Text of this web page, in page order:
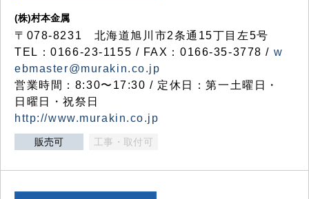
(株)村本金属
〒078-8231 北海道旭川市2条通15丁目左5号
TEL：0166-23-1155 / FAX：0166-35-3778 / w
ebmaster@murakin.co.jp
営業時間：8:30〜17:30 / 定休日：第一土曜日・
日曜日・祝祭日
http://www.murakin.co.jp
販売可 工事・取付可